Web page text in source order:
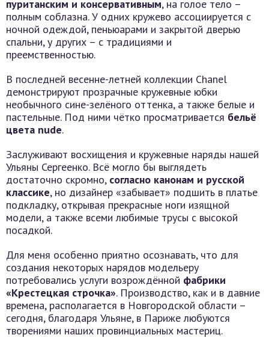
пуританским и консервативным, на голое тело –
полным соблазна. У одних кружево ассоциируется с
ночной одеждой, пеньюарами и закрытой дверью
спальни, у других – с традициями и
преемственностью.
В последней весенне-летней коллекции Chanel
демонстрируют прозрачные кружевные юбки
необычного сине-зелёного оттенка, а также белые и
пастельные. Под ними чётко просматривается бельё
цвета nude.
Заслуживают восхищения и кружевные наряды нашей
Ульяны Сергеенко. Всё могло бы выглядеть
достаточно скромно, согласно канонам и русской
классике, но дизайнер «забывает» подшить в платье
подкладку, открывая прекрасные ноги изящной
модели, а также всеми любимые трусы с высокой
посадкой.
Для меня особенно приятно осознавать, что для
создания некоторых нарядов модельеру
потребовались услуги возрождённой фабрики
«Крестецкая строчка». Производство, как и в давние
времена, располагается в Новгородской области –
сегодня, благодаря Ульяне, в Париже любуются
творениями наших провинциальных мастериц.